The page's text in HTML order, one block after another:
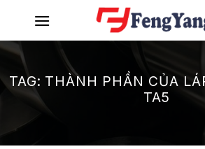
content
TAG: THÀNH PHẦN CỦA
TA5